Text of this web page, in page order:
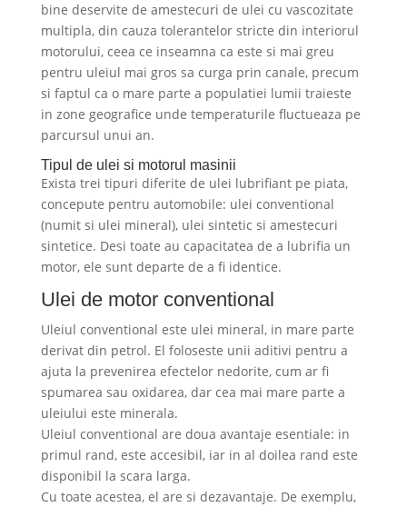
bine deservite de amestecuri de ulei cu vascozitate
multipla, din cauza tolerantelor stricte din interiorul
motorului, ceea ce inseamna ca este si mai greu
pentru uleiul mai gros sa curga prin canale, precum
si faptul ca o mare parte a populatiei lumii traieste
in zone geografice unde temperaturile fluctueaza pe
parcursul unui an.
Tipul de ulei si motorul masinii
Exista trei tipuri diferite de ulei lubrifiant pe piata,
concepute pentru automobile: ulei conventional
(numit si ulei mineral), ulei sintetic si amestecuri
sintetice. Desi toate au capacitatea de a lubrifia un
motor, ele sunt departe de a fi identice.
Ulei de motor conventional
Uleiul conventional este ulei mineral, in mare parte
derivat din petrol. El foloseste unii aditivi pentru a
ajuta la prevenirea efectelor nedorite, cum ar fi
spumarea sau oxidarea, dar cea mai mare parte a
uleiului este minerala.
Uleiul conventional are doua avantaje esentiale: in
primul rand, este accesibil, iar in al doilea rand este
disponibil la scara larga.
Cu toate acestea, el are si dezavantaje. De exemplu,